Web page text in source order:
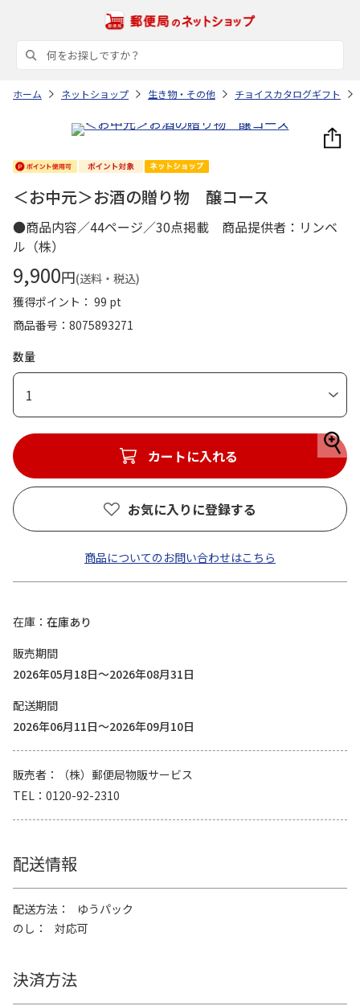
ホーム ネットショップ 生き物・その他 チョイスカタログギフト
＜お中元＞お酒の贈り物 醸コース
●商品内容／44ページ／30点掲載 商品提供者：リンベ
ル（株）
9,900円(送料・税込)
獲得ポイント： 99 pt
商品番号
8075893271
数量
1
カートに入れる
お気に入りに登録する
商品についてのお問い合わせはこちら
在庫
在庫あり
販売期間
2026年05月18日～2026年08月31日
配送期間
2026年06月11日～2026年09月10日
販売者
（株）郵便局物販サービス
TEL
0120-92-2310
配送情報
配送方法
ゆうパック
のし
対応可
決済方法